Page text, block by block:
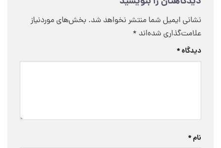
نشانی ایمیل شما منتشر نخواهد شد. بخش‌های موردنیاز
علامت‌گذاری شده‌اند *
دیدگاه*
نام*